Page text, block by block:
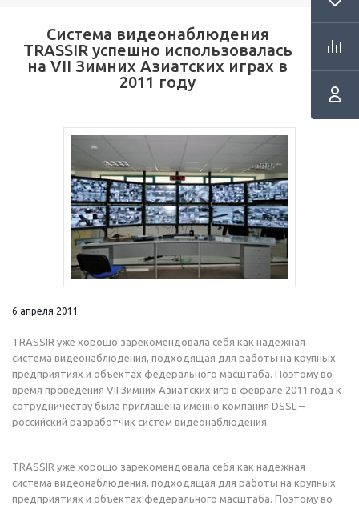
Система видеонаблюдения
TRASSIR успешно использовалась
на VII Зимних Азиатских играх в
2011 году
RSS
6 апреля 2011
TRASSIR уже хорошо зарекомендовала себя как надежная
система видеонаблюдения, подходящая для работы на крупных
предприятиях и объектах федерального масштаба. Поэтому во
время проведения VII Зимних Азиатских игр в феврале 2011 года к
сотрудничеству была приглашена именно компания DSSL –
российский разработчик систем видеонаблюдения.
TRASSIR уже хорошо зарекомендовала себя как надежная
система видеонаблюдения, подходящая для работы на крупных
предприятиях и объектах федерального масштаба. Поэтому во